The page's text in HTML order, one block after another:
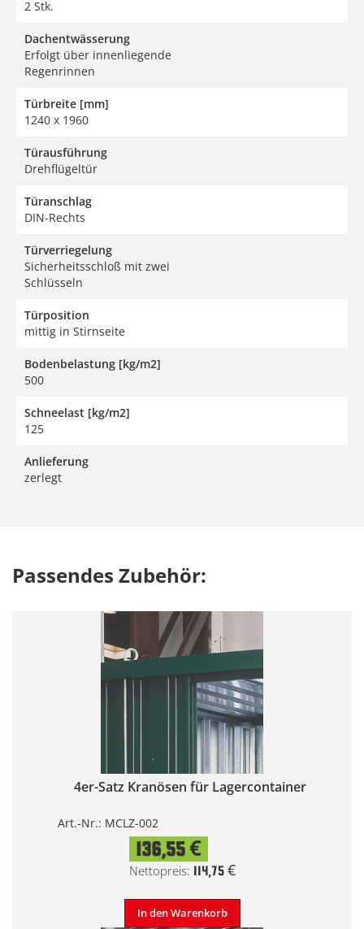
2 Stk.
Dachentwässerung
Erfolgt über innenliegende
Regenrinnen
Türbreite [mm]
1240 x 1960
Türausführung
Drehflügeltür
Türanschlag
DIN-Rechts
Türverriegelung
Sicherheitsschloß mit zwei
Schlüsseln
Türposition
mittig in Stirnseite
Bodenbelastung [kg/m2]
500
Schneelast [kg/m2]
125
Anlieferung
zerlegt
Passendes Zubehör:
4er-Satz Kranösen für Lagercontainer
Art.-Nr.: MCLZ-002
136,55 €
114,75 €
In den Warenkorb